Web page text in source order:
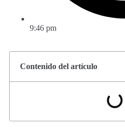
9:46 pm
Contenido del artículo